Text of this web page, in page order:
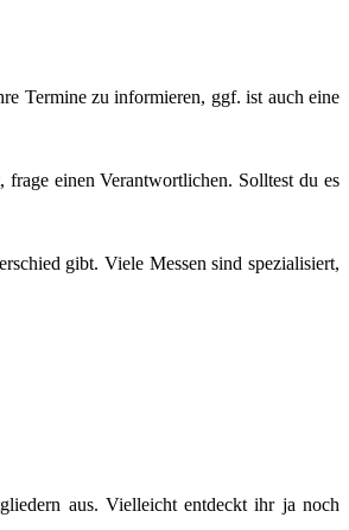
Termine zu informieren, ggf. ist auch eine
einen Verantwortlichen. Solltest du es
gibt. Viele Messen sind spezialisiert,
aus. Vielleicht entdeckt ihr ja noch